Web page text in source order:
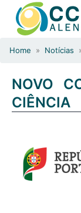
Home » Notícias
NOVO
CIÊNCIA